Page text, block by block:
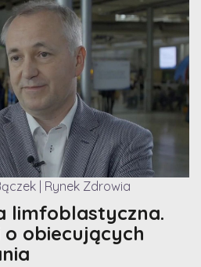
| Rynek Zdrowia
limfoblastyczna.
o obiecujących